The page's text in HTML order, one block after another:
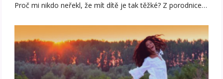
Proč mi nikdo neřekl, že mít dítě je tak těžké? Z porodnice…